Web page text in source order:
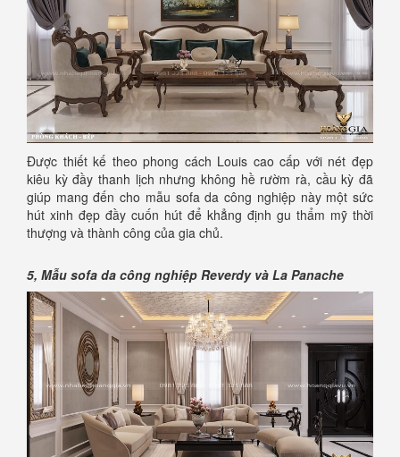
Được thiết kế theo phong cách Louis cao cấp với nét đẹp
kiêu kỳ đầy thanh lịch nhưng không hề rườm rà, cầu kỳ đã
giúp mang đến cho mẫu sofa da công nghiệp này một sức
hút xinh đẹp đầy cuốn hút để khẳng định gu thẩm mỹ thời
thượng và thành công của gia chủ.
5, Mẫu sofa da công nghiệp Reverdy và La Panache